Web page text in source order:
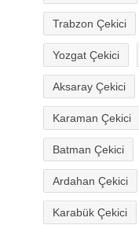
Trabzon Çekici
Yozgat Çekici
Aksaray Çekici
Karaman Çekici
Batman Çekici
Ardahan Çekici
Karabük Çekici